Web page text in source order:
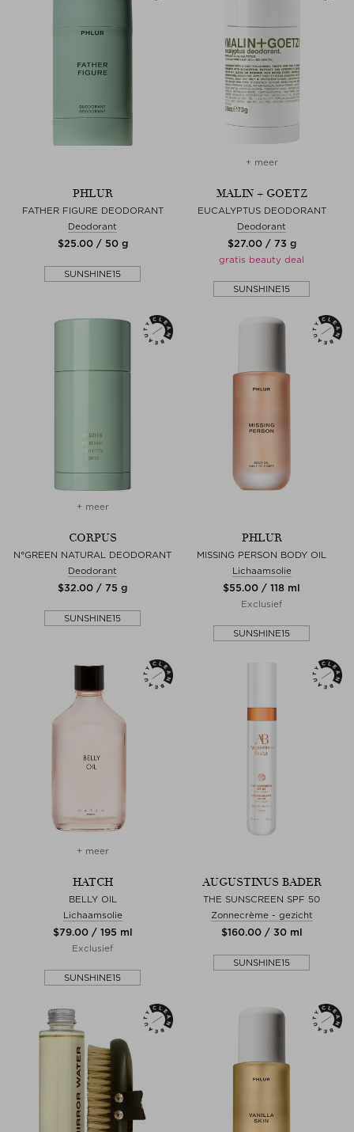
PHLUR
FATHER FIGURE DEODORANT
Deodorant
$‌25.00 / 50 g
SUNSHINE15
+ meer
MALIN + GOETZ
EUCALYPTUS DEODORANT
Deodorant
$‌27.00 / 73 g
gratis beauty deal
SUNSHINE15
+ meer
CORPUS
N°GREEN NATURAL DEODORANT
Deodorant
$‌32.00 / 75 g
SUNSHINE15
PHLUR
MISSING PERSON BODY OIL
Lichaamsolie
$‌55.00 / 118 ml
Exclusief
SUNSHINE15
+ meer
HATCH
BELLY OIL
Lichaamsolie
$‌79.00 / 195 ml
Exclusief
SUNSHINE15
AUGUSTINUS BADER
THE SUNSCREEN SPF 50
Zonnecrème - gezicht
$‌160.00 / 30 ml
SUNSHINE15